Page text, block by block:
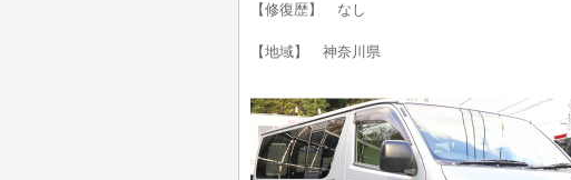
【修復歴】 なし
【地域】 神奈川県